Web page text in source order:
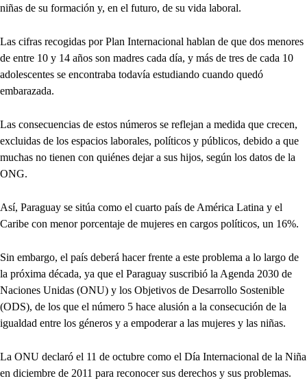
niñas de su formación y, en el futuro, de su vida laboral.
Las cifras recogidas por Plan Internacional hablan de que dos menores
de entre 10 y 14 años son madres cada día, y más de tres de cada 10
adolescentes se encontraba todavía estudiando cuando quedó
embarazada.
Las consecuencias de estos números se reflejan a medida que crecen,
excluidas de los espacios laborales, políticos y públicos, debido a que
muchas no tienen con quiénes dejar a sus hijos, según los datos de la
ONG.
Así, Paraguay se sitúa como el cuarto país de América Latina y el
Caribe con menor porcentaje de mujeres en cargos políticos, un 16%.
Sin embargo, el país deberá hacer frente a este problema a lo largo de
la próxima década, ya que el Paraguay suscribió la Agenda 2030 de
Naciones Unidas (ONU) y los Objetivos de Desarrollo Sostenible
(ODS), de los que el número 5 hace alusión a la consecución de la
igualdad entre los géneros y a empoderar a las mujeres y las niñas.
La ONU declaró el 11 de octubre como el Día Internacional de la Niña
en diciembre de 2011 para reconocer sus derechos y sus problemas.